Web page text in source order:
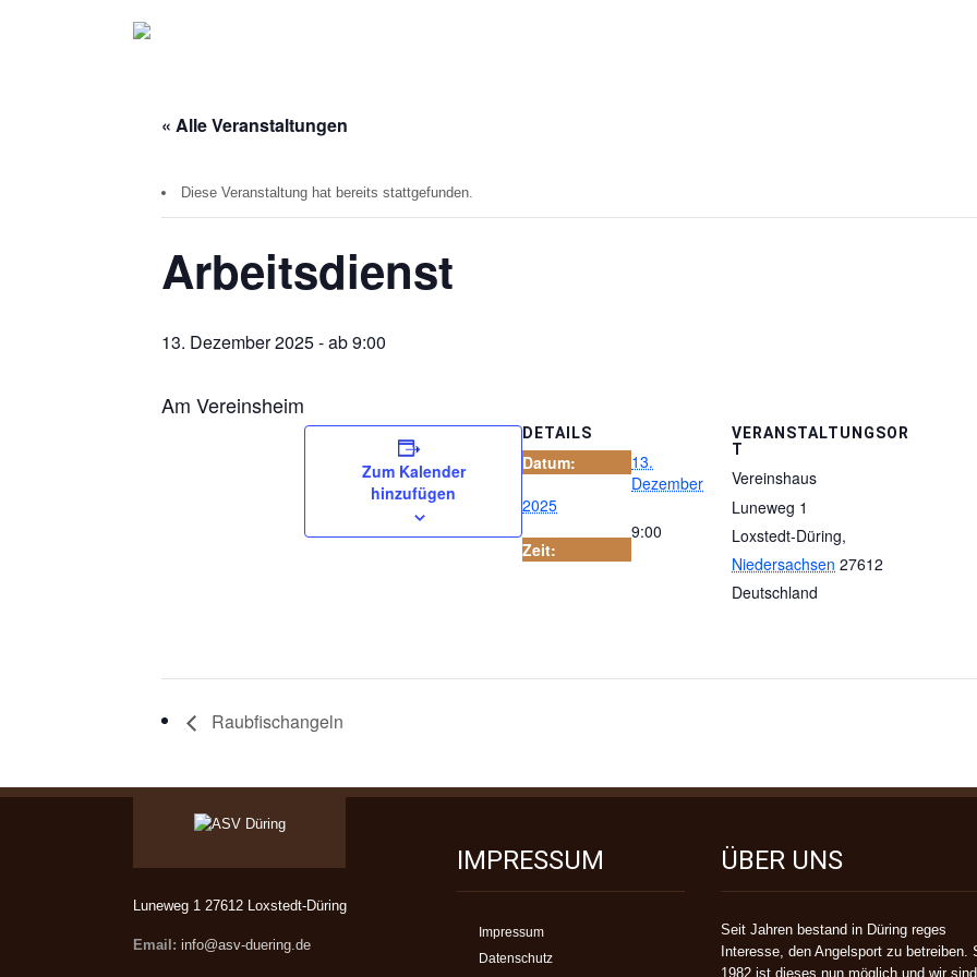
« Alle Veranstaltungen
Diese Veranstaltung hat bereits stattgefunden.
Arbeitsdienst
13. Dezember 2025 - ab 9:00
Am Vereinsheim
Zum Kalender
hinzufügen
DETAILS
Datum:
13.
Dezember
2025
Zeit:
9:00
VERANSTALTUNGSOR
T
Vereinshaus
Luneweg 1
Loxstedt-Düring,
Niedersachsen 27612
Deutschland
Raubfischangeln
Luneweg 1 27612 Loxstedt-Düring
Email: info@asv-duering.de
IMPRESSUM
Impressum
Datenschutz
ÜBER UNS
Seit Jahren bestand in Düring reges
Interesse, den Angelsport zu betreiben.
1982 ist dieses nun möglich und wir sind